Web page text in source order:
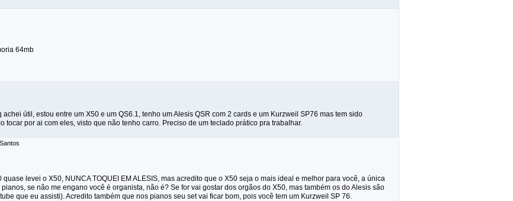
64mb
achei útil, estou entre um X50 e um QS6.1, tenho um Alesis QSR com 2 cards e um Kurzweil SP76 mas tem sido
tocar por ai com eles, visto que não tenho carro. Preciso de um teclado prático pra trabalhar.
levei o X50, NUNCA TOQUEI EM ALESIS, mas acredito que o X50 seja o mais ideal e melhor para você, a única
se não me engano você é organista, não é? Se for vai gostar dos orgãos do X50, mas também os do Alesis são
que eu assisti). Acredito também que nos pianos seu set vai ficar bom, pois você tem um Kurzweil SP 76.